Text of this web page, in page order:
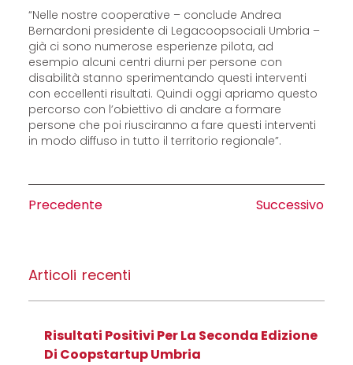
“Nelle nostre cooperative – conclude Andrea
Bernardoni presidente di Legacoopsociali Umbria –
già ci sono numerose esperienze pilota, ad
esempio alcuni centri diurni per persone con
disabilità stanno sperimentando questi interventi
con eccellenti risultati. Quindi oggi apriamo questo
percorso con l’obiettivo di andare a formare
persone che poi riusciranno a fare questi interventi
in modo diffuso in tutto il territorio regionale”.
Precedente Successivo
Articoli recenti
Risultati Positivi Per La Seconda Edizione
Di Coopstartup Umbria